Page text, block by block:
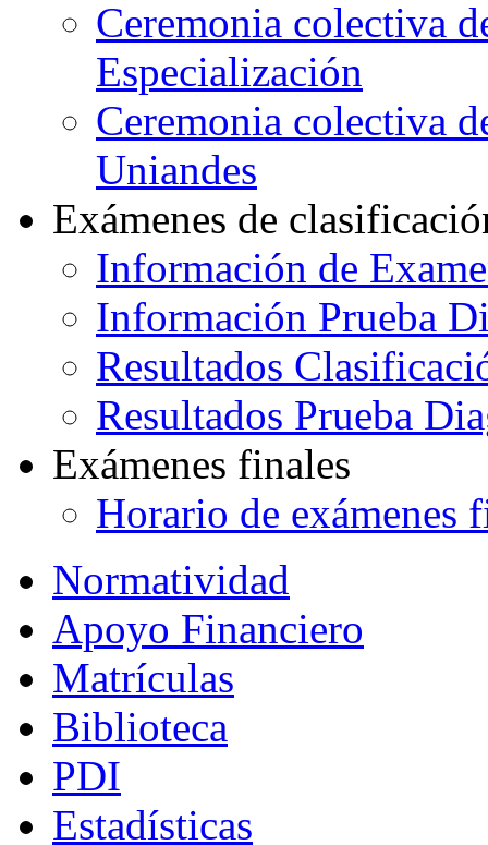
Ceremonia colectiva
Especialización
Ceremonia colectiva
Uniandes
Exámenes de
Información de
Información Prueba
Resultados
Resultados Prueba
Exámenes finales
Horario de exámenes
Normatividad
Apoyo Financiero
Matrículas
Biblioteca
PDI
Estadísticas